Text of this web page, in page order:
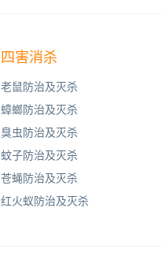
四害消杀
老鼠防治及灭杀
蟑螂防治及灭杀
臭虫防治及灭杀
蚊子防治及灭杀
苍蝇防治及灭杀
红火蚁防治及灭杀